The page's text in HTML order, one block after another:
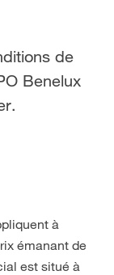
de
Benelux
à
émanant de
est situé à